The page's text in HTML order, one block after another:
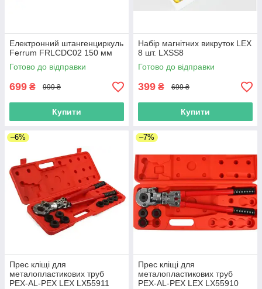
Електронний штангенциркуль
Ferrum FRLCDC02 150 мм
Готово до відправки
699 ₴ 999 ₴
Купити
Набір магнітних викруток LEX
8 шт. LXSS8
Готово до відправки
399 ₴ 699 ₴
Купити
–6%
Прес кліщі для
металопластикових труб
PEX-AL-PEX LEX LX55911
–7%
Прес кліщі для
металопластикових труб
PEX-AL-PEX LEX LX55910